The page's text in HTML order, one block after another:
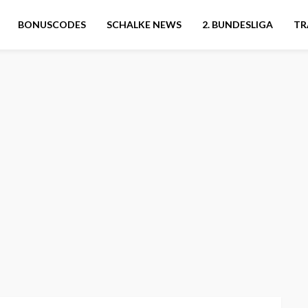
BONUSCODES SCHALKE NEWS 2. BUNDESLIGA